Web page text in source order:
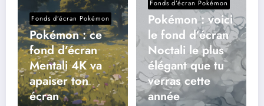
Fonds d’écran Pokémon
Pokémon : ce
fond d’écran
Mentali 4K va
apaiser ton
écran
Fonds d’écran Pokémon
Pokémon : voici
le fond d’écran
Noctali le plus
élégant que tu
verras cette
année